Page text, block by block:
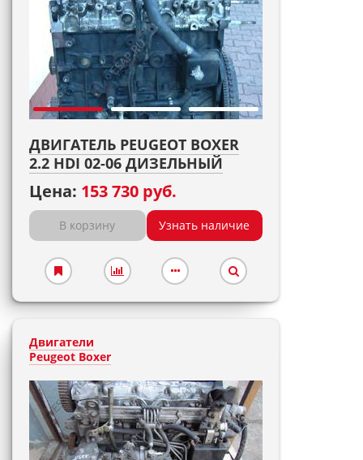
ДВИГАТЕЛЬ PEUGEOT BOXER
2.2 HDI 02-06 ДИЗЕЛЬНЫЙ
Цена: 153 730 руб.
В корзину Узнать наличие
Двигатели
Peugeot Boxer